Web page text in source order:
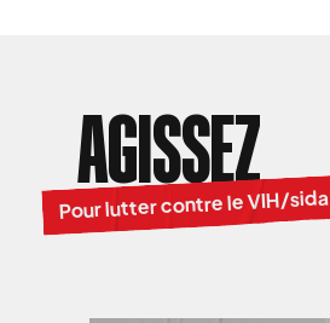
AGISSEZ
Pour lutter contre le VIH/sida